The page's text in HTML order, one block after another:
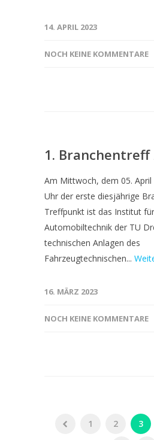
14. APRIL 2023
NOCH KEINE KOMMENTARE
1. Branchentreff
Am Mittwoch, dem 05.
Uhr der erste diesjährige
Treffpunkt ist das Institut für
Automobiltechnik der TU
technischen Anlagen des
Fahrzeugtechnischen...
16. MÄRZ 2023
NOCH KEINE KOMMENTARE
1 2 3